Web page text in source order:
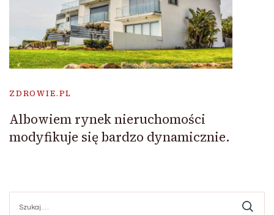
ZDROWIE.PL
Albowiem rynek nieruchomości
modyfikuje się bardzo dynamicznie.